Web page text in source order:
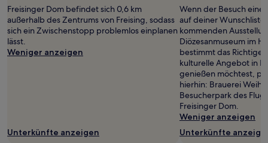
gefunden
wurde.
Preise
und
Verfügbarkeiten
Bedingungen
Freisinger Dom befindet sich 0,6 km
außerhalb des Zentrums von Freising, sodass
sich ein Zwischenstopp problemlos einplanen
lässt.
Weniger anzeigen
Unterkünfte anzeigen
Wenn der Besuch
auf deiner
kommenden
Diözesanmuseum im
bestimmt das Richtige
kulturelle Angebot in
genießen möchtest,
hierhin: Brauerei
Besucherpark des
Freisinger Dom.
Weniger anzeigen
Unterkünfte